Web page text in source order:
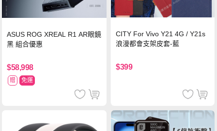
ASUS ROG XREAL R1 AR眼鏡
黑 組合優惠
$58,998
贈 免運
CITY For Vivo Y21 4G / Y21s
浪漫都會支架皮套-藍
$399